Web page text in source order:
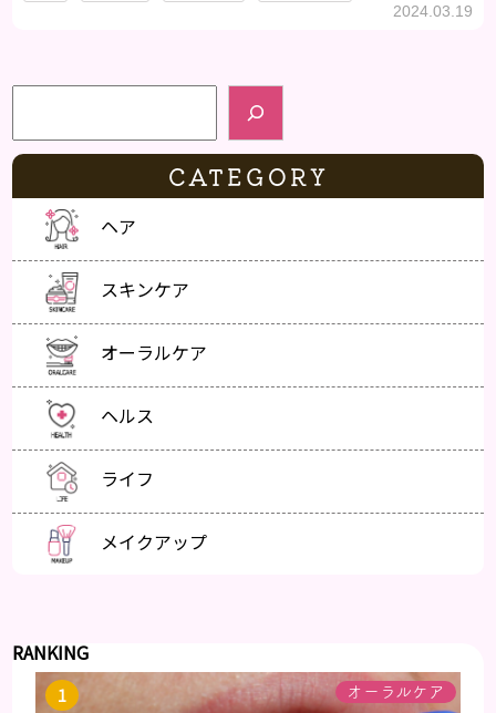
2024.03.19
検索
CATEGORY
ヘア
スキンケア
オーラルケア
ヘルス
ライフ
メイクアップ
RANKING
オーラルケア